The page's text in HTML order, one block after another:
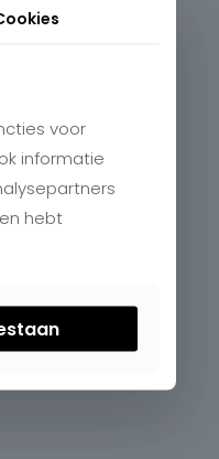
voor
informatie
hebt